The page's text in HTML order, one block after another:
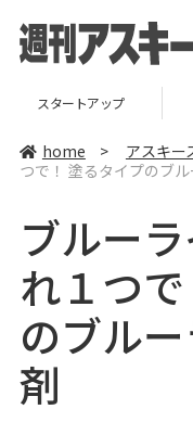
スタートアップ
home > アスキー
つで！ 塗るタイプのブ
ブルー
れ１つ
のブル
剤